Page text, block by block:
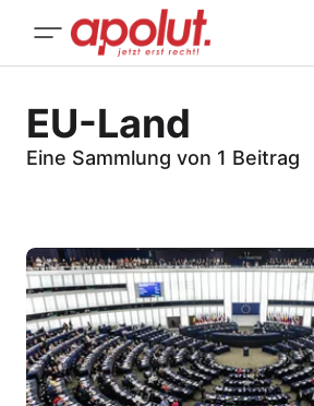
EU-Land
Eine Sammlung von 1 Beitrag